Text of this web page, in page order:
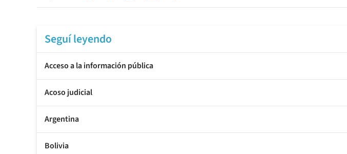
Seguí leyendo
Acceso a la información pública
Acoso judicial
Argentina
Bolivia